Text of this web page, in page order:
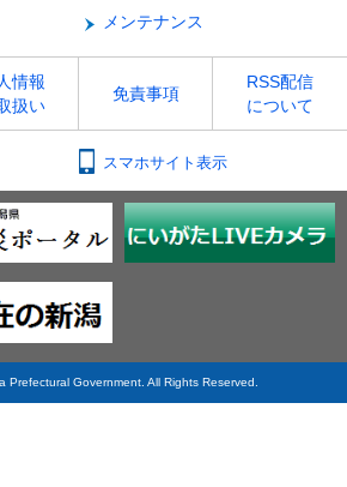
メンテナンス
情報
扱い
免責事項
RSS配信
について
スマホサイト表示
Prefectural Government. All Rights Reserved.